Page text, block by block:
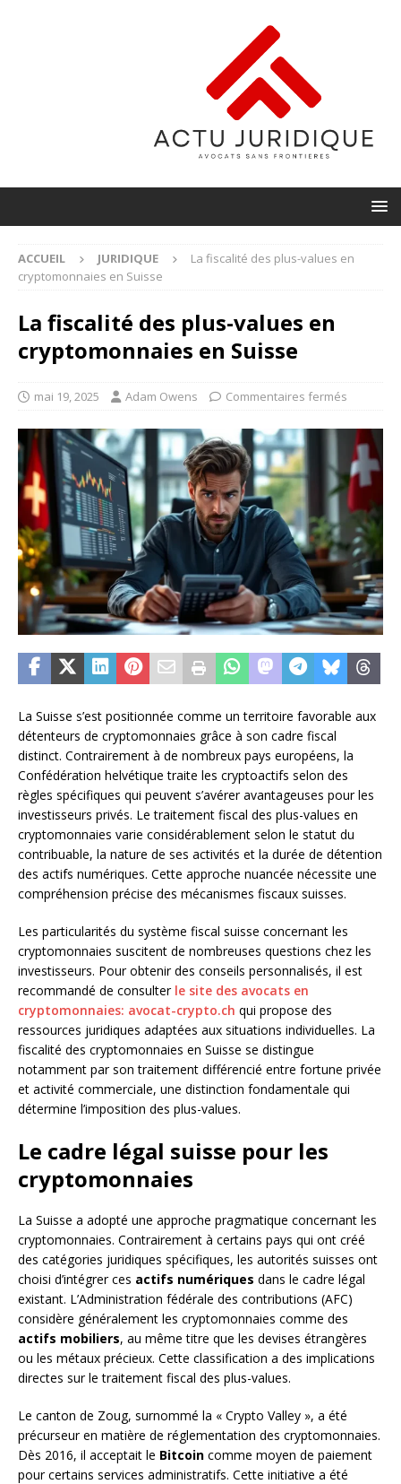
ACCUEIL JURIDIQUE
La fiscalité des plus-values en
cryptomonnaies en Suisse
La fiscalité des plus-values en
cryptomonnaies en Suisse
mai 19, 2025 Adam Owens Commentaires fermés
La Suisse s’est positionnée comme un territoire favorable aux
détenteurs de cryptomonnaies grâce à son cadre fiscal
distinct. Contrairement à de nombreux pays européens, la
Confédération helvétique traite les cryptoactifs selon des
règles spécifiques qui peuvent s’avérer avantageuses pour les
investisseurs privés. Le traitement fiscal des plus-values en
cryptomonnaies varie considérablement selon le statut du
contribuable, la nature de ses activités et la durée de détention
des actifs numériques. Cette approche nuancée nécessite une
compréhension précise des mécanismes fiscaux suisses.
Les particularités du système fiscal suisse concernant les
cryptomonnaies suscitent de nombreuses questions chez les
investisseurs. Pour obtenir des conseils personnalisés, il est
recommandé de consulter le site des avocats en
cryptomonnaies: avocat-crypto.ch qui propose des
ressources juridiques adaptées aux situations individuelles. La
fiscalité des cryptomonnaies en Suisse se distingue
notamment par son traitement différencié entre fortune privée
et activité commerciale, une distinction fondamentale qui
détermine l’imposition des plus-values.
Le cadre légal suisse pour les
cryptomonnaies
La Suisse a adopté une approche pragmatique concernant les
cryptomonnaies. Contrairement à certains pays qui ont créé
des catégories juridiques spécifiques, les autorités suisses ont
choisi d’intégrer ces actifs numériques dans le cadre légal
existant. L’Administration fédérale des contributions (AFC)
considère généralement les cryptomonnaies comme des
actifs mobiliers, au même titre que les devises étrangères
ou les métaux précieux. Cette classification a des implications
directes sur le traitement fiscal des plus-values.
Le canton de Zoug, surnommé la « Crypto Valley », a été
précurseur en matière de réglementation des cryptomonnaies.
Dès 2016, il acceptait le Bitcoin comme moyen de paiement
pour certains services administratifs. Cette initiative a été